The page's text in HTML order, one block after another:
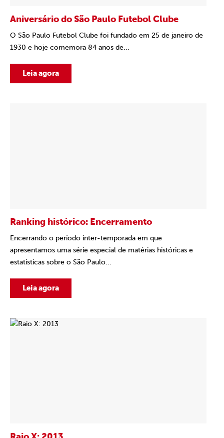
Aniversário do São Paulo Futebol Clube
O São Paulo Futebol Clube foi fundado em 25 de janeiro de
1930 e hoje comemora 84 anos de...
Leia agora
Ranking histórico: Encerramento
Encerrando o período inter-temporada em que
apresentamos uma série especial de matérias históricas e
estatísticas sobre o São Paulo...
Leia agora